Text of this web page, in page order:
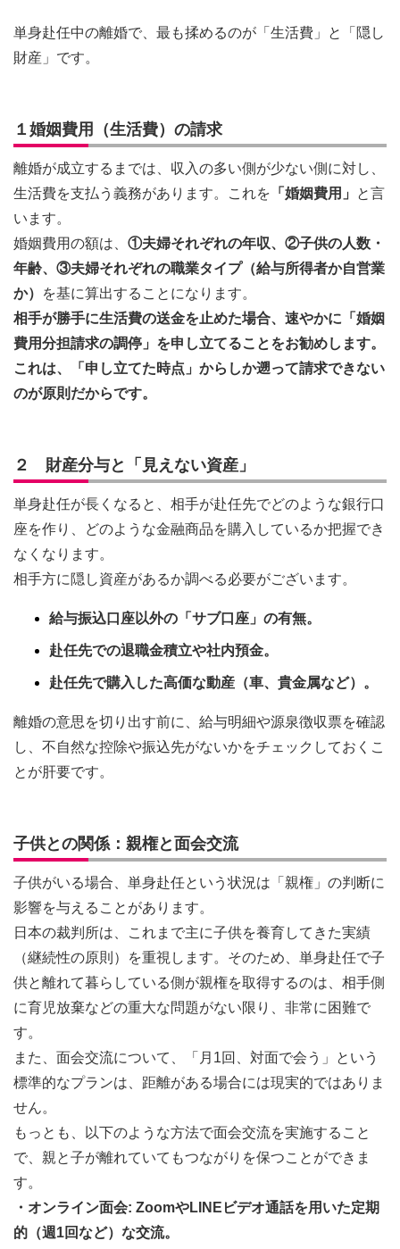
単身赴任中の離婚で、最も揉めるのが「生活費」と「隠し
財産」です。
１婚姻費用（生活費）の請求
離婚が成立するまでは、収入の多い側が少ない側に対し、
生活費を支払う義務があります。これを 「婚姻費用」
と言
います。
婚姻費用の額は、 ①夫婦それぞれの年収、②子供の人数・
年齢、③夫婦それぞれの職業タイプ（給与所得者か自営業
か）
を基に算出することになります。
相手が勝手に生活費の送金を止めた場合、速やかに「婚姻
費用分担請求の調停」を申し立てることをお勧めします。
これは、「申し立てた時点」からしか遡って請求できない
のが原則だからです。
２ 財産分与と「見えない資産」
単身赴任が長くなると、相手が赴任先でどのような銀行口
座を作り、どのような金融商品を購入しているか把握でき
なくなります。
相手方に隠し資産があるか調べる必要がございます。
給与振込口座以外の「サブ口座」の有無。
赴任先での退職金積立や社内預金。
赴任先で購入した高価な動産（車、貴金属など）。
離婚の意思を切り出す前に、給与明細や源泉徴収票を確認
し、不自然な控除や振込先がないかをチェックしておくこ
とが肝要です。
子供との関係：親権と面会交流
子供がいる場合、単身赴任という状況は「親権」の判断に
影響を与えることがあります。
日本の裁判所は、これまで主に子供を養育してきた実績
（継続性の原則）を重視します。そのため、単身赴任で子
供と離れて暮らしている側が親権を取得するのは、相手側
に育児放棄などの重大な問題がない限り、非常に困難で
す。
また、面会交流について、「月1回、対面で会う」という
標準的なプランは、距離がある場合には現実的ではありま
せん。
もっとも、以下のような方法で面会交流を実施すること
で、親と子が離れていてもつながりを保つことができま
す。
・オンライン面会: ZoomやLINEビデオ通話を用いた定期
的（週1回など）な交流。